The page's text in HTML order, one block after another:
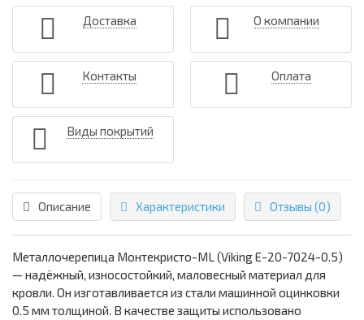
Доставка О компании
Контакты Оплата
Виды покрытий
Описание Характеристики Отзывы (0)
Металлочерепица Монтекристо-ML (Viking E-20-7024-0.5)
— надёжный, износостойкий, маловесный материал для
кровли. Он изготавливается из стали машинной оцинковки
0.5 мм толщиной. В качестве защиты использовано